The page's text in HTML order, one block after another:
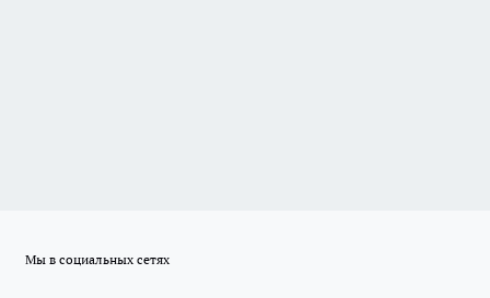
Мы в социальных сетях